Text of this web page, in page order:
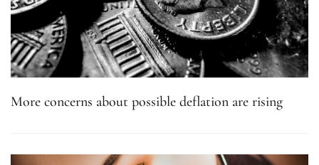
More concerns about possible deflation are rising